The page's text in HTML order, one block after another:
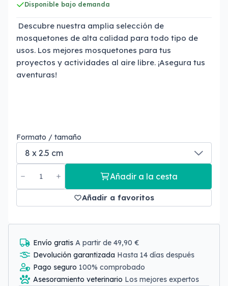
Disponible bajo demanda
Descubre nuestra amplia selección de
mosquetones de alta calidad para todo tipo de
usos. Los mejores mosquetones para tus
proyectos y actividades al aire libre. ¡Asegura tus
aventuras!
Formato / tamaño
Añadir a la cesta
Añadir a favoritos
Envío gratis A partir de 49,90 €
Devolución garantizada Hasta 14 días después
Pago seguro 100% comprobado
Asesoramiento veterinario Los mejores expertos